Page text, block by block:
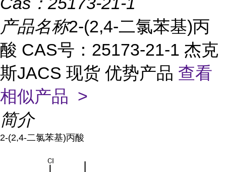
产品名称2-(2,4-二氯苯基)丙
酸 CAS号：25173-21-1 杰克
斯JACS 现货 优势产品 查看
相似产品 >
简介
2-(2,4-二氯苯基)丙酸